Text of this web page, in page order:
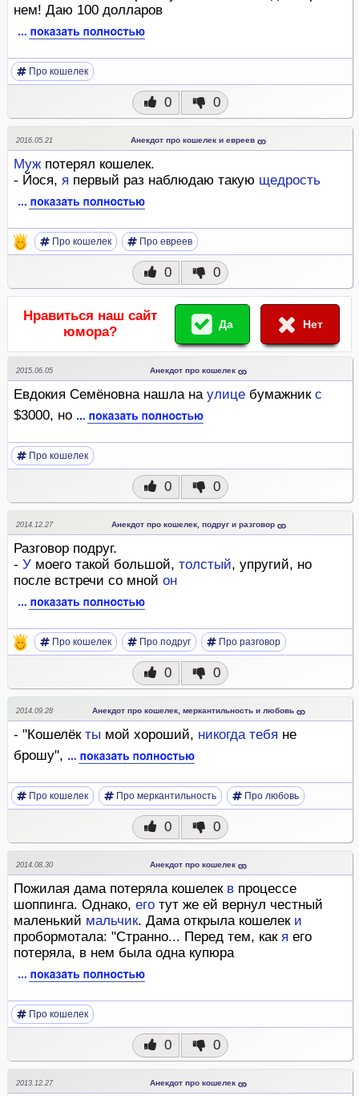
нем! Даю 100 долларов
Про кошелек
0 0
2016.05.21 Анекдот про кошелек и евреев
Муж потерял кошелек.
- Йося, я первый раз наблюдаю такую щедрость
Про кошелек Про евреев
0 0
Нравиться наш сайт
юмора?
Да Нет
2015.06.05 Анекдот про кошелек
Евдокия Семёновна нашла на улице бумажник с
$3000, но
Про кошелек
0 0
2014.12.27 Анекдот про кошелек, подруг и разговор
Разговор подруг.
- У моего такой большой, толстый, упругий, но
после встречи со мной он
Про кошелек Про подруг Про разговор
0 0
2014.09.28 Анекдот про кошелек, меркантильность и любовь
- "Кошелёк ты мой хороший, никогда тебя не
брошу",
Про кошелек Про меркантильность Про любовь
0 0
2014.08.30 Анекдот про кошелек
Пожилая дама потеряла кошелек в процессе
шоппинга. Однако, его тут же ей вернул честный
маленький мальчик. Дама открыла кошелек и
пробормотала: "Странно... Перед тем, как я его
потеряла, в нем была одна купюра
Про кошелек
0 0
2013.12.27 Анекдот про кошелек